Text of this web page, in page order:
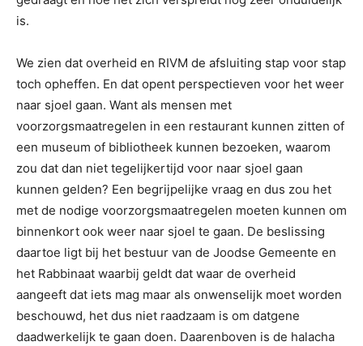
is.
We zien dat overheid en RIVM de afsluiting stap voor stap
toch opheffen. En dat opent perspectieven voor het weer
naar sjoel gaan. Want als mensen met
voorzorgsmaatregelen in een restaurant kunnen zitten of
een museum of bibliotheek kunnen bezoeken, waarom
zou dat dan niet tegelijkertijd voor naar sjoel gaan
kunnen gelden? Een begrijpelijke vraag en dus zou het
met de nodige voorzorgsmaatregelen moeten kunnen om
binnenkort ook weer naar sjoel te gaan. De beslissing
daartoe ligt bij het bestuur van de Joodse Gemeente en
het Rabbinaat waarbij geldt dat waar de overheid
aangeeft dat iets mag maar als onwenselijk moet worden
beschouwd, het dus niet raadzaam is om datgene
daadwerkelijk te gaan doen. Daarenboven is de halacha